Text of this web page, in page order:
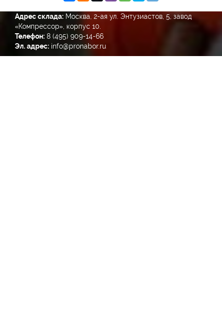
Адрес склада: Москва, 2-ая ул. Энтузиастов, 5, завод
«Компрессор», корпус 10.
Телефон: 8 (495) 909-14-66
Эл. адрес: info@pronabor.ru